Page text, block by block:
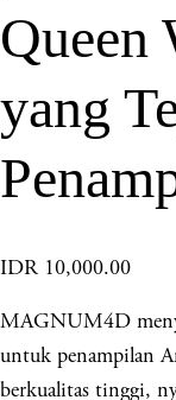
Queen
yang
IDR 10,000.00
MAGNUM4D
untuk penampilan
berkualitas tinggi,